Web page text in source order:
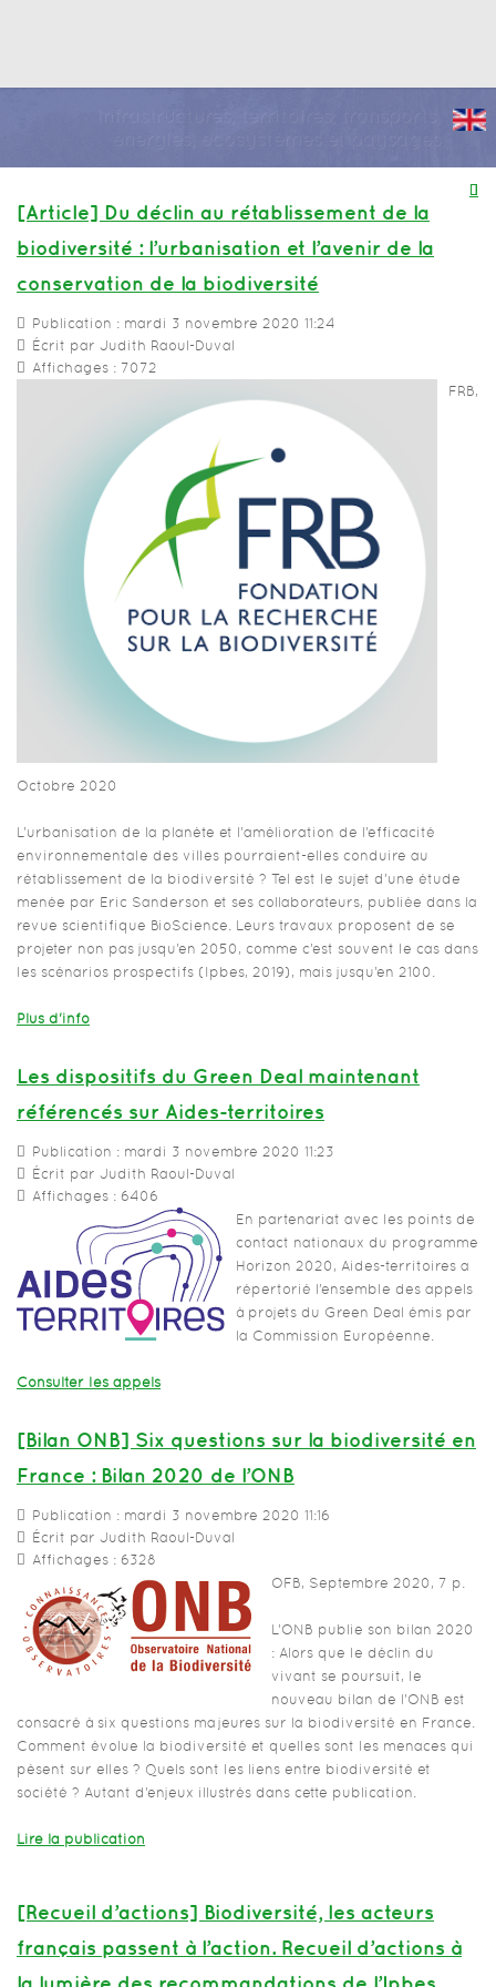
[Article] Du déclin au rétablissement de la
biodiversité : l’urbanisation et l’avenir de la
conservation de la biodiversité
Publication : mardi 3 novembre 2020 11:24
Écrit par Judith Raoul-Duval
Affichages : 7072
FRB,
Octobre 2020
L’urbanisation de la planète et l’amélioration de l’efficacité
environnementale des villes pourraient-elles conduire au
rétablissement de la biodiversité ? Tel est le sujet d’une étude
menée par Eric Sanderson et ses collaborateurs, publiée dans la
revue scientifique BioScience. Leurs travaux proposent de se
projeter non pas jusqu’en 2050, comme c’est souvent le cas dans
les scénarios prospectifs (Ipbes, 2019), mais jusqu’en 2100.
Plus d'info
Les dispositifs du Green Deal maintenant
référencés sur Aides-territoires
Publication : mardi 3 novembre 2020 11:23
Écrit par Judith Raoul-Duval
Affichages : 6406
En partenariat avec les points de
contact nationaux du programme
Horizon 2020, Aides-territoires a
répertorié l’ensemble des appels
à projets du Green Deal émis par
la Commission Européenne.
Consulter les appels
[Bilan ONB] Six questions sur la biodiversité en
France : Bilan 2020 de l’ONB
Publication : mardi 3 novembre 2020 11:16
Écrit par Judith Raoul-Duval
Affichages : 6328
OFB, Septembre 2020, 7 p.
L’ONB publie son bilan 2020
: Alors que le déclin du
vivant se poursuit, le
nouveau bilan de l’ONB est
consacré à six questions majeures sur la biodiversité en France.
Comment évolue la biodiversité et quelles sont les menaces qui
pèsent sur elles ? Quels sont les liens entre biodiversité et
société ? Autant d’enjeux illustrés dans cette publication.
Lire la publication
[Recueil d’actions] Biodiversité, les acteurs
français passent à l’action. Recueil d’actions à